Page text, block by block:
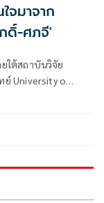
จมาจาก
ดิ์-ศภจี'
ใต้สถาบันวิจัย
ย์ University of